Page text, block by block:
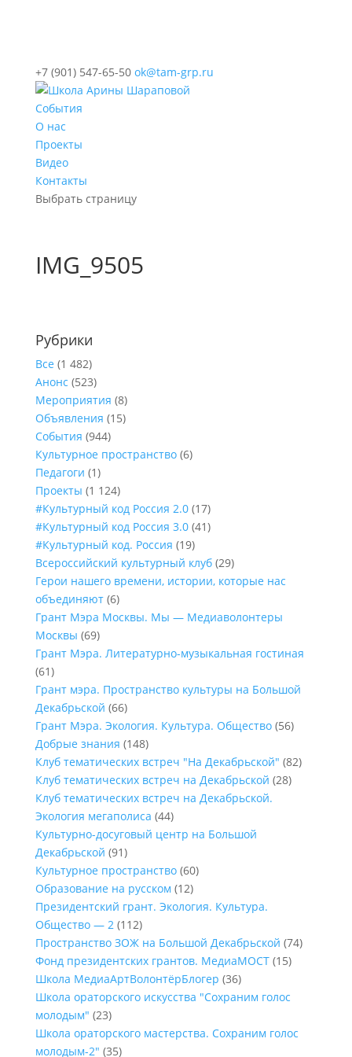
+7 (901) 547-65-50 ok@tam-grp.ru
События
О нас
Проекты
Видео
Контакты
Выбрать страницу
IMG_9505
Рубрики
Все (1 482)
Анонс (523)
Мероприятия (8)
Объявления (15)
События (944)
Культурное пространство(6)
Педагоги (1)
Проекты (1 124)
#Культурный код Россия 2.0(17)
#Культурный код Россия 3.0(41)
#Культурный код. Россия (19)
Всероссийский культурный клуб(29)
Герои нашего времени, истории, которые нас
объединяют(6)
Грант Мэра Москвы. Мы — Медиаволонтеры
Москвы (69)
Грант Мэра. Литературно-музыкальная гостиная
(61)
Грант мэра. Пространство культуры на Большой
Декабрьской (66)
Грант Мэра. Экология. Культура. Общество(56)
Добрые знания (148)
Клуб тематических встреч "На Декабрьской" (82)
Клуб тематических встреч на Декабрьской (28)
Клуб тематических встреч на Декабрьской.
Экология мегаполиса (44)
Культурно-досуговый центр на Большой
Декабрьской (91)
Культурное пространство(60)
Образование на русском (12)
Президентский грант. Экология. Культура.
Общество — 2(112)
Пространство ЗОЖ на Большой Декабрьской (74)
Фонд президентских грантов. МедиаМОСТ(15)
Школа МедиаАртВолонтёрБлогер (36)
Школа ораторского искусства "Сохраним голос
молодым" (23)
Школа ораторского мастерства. Сохраним голос
молодым-2" (35)